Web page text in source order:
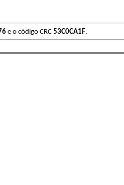
e o código CRC53C0CA1F.